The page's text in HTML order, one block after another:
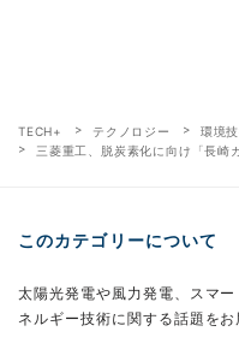
TECH+ テクノロジー
環境
三菱重工、脱炭素化に向け「長崎
このカテゴリーについて
太陽光発電や風力発電、スマ
ネルギー技術に関する話題をお